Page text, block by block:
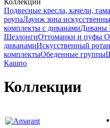
Коллекции
Подвесные кресла, качели,
роупаЛаунж зона
комплекты с диванамиДиваны
ШезлонгиОттоманки и пуфы
диванамиИскусственный
комплектыОбеденные группы
Кашпо
Коллекции